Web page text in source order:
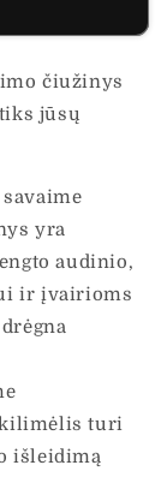
čiužinys
jūsų
yra
audinio,
ir įvairioms
turi
išleidimą